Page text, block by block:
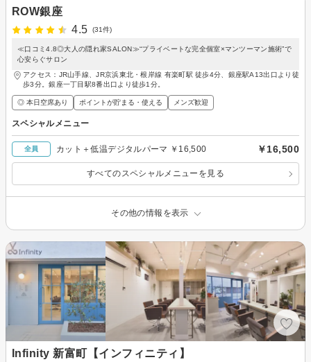
ROW銀座
4.5
(31件)
≪口コミ4.8◎大人の隠れ家SALON≫“プライベートな完全個室×マンツーマン施術”で
心安らぐサロン
アクセス：JR山手線、JR京浜東北・根岸線 有楽町駅 徒歩4分、銀座駅A13出口より徒
歩3分。銀座一丁目駅8番出口より徒歩1分。
◎ 本日空席あり ポイントが貯まる・使える メンズ歓迎
スペシャルメニュー
全員 カット＋低温デジタルパーマ ￥16,500 ￥16,500
すべてのスペシャルメニューを見る
その他の情報を表示
Infinity 新富町【インフィニティ】